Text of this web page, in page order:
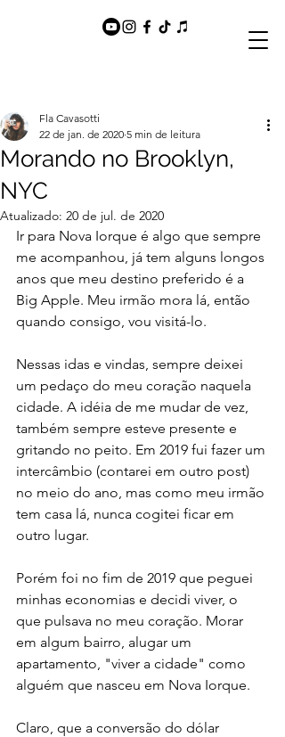
Morando no Brooklyn,
NYC
Fla Cavasotti
22 de jan. de 2020 5 min de leitura
Atualizado: 20 de jul. de 2020
Ir para Nova Iorque é algo que sempre
me acompanhou, já tem alguns longos
anos que meu destino preferido é a
Big Apple. Meu irmão mora lá, então
quando consigo, vou visitá-lo.
Nessas idas e vindas, sempre deixei
um pedaço do meu coração naquela
cidade. A idéia de me mudar de vez,
também sempre esteve presente e
gritando no peito. Em 2019 fui fazer um
intercâmbio (contarei em outro post)
no meio do ano, mas como meu irmão
tem casa lá, nunca cogitei ficar em
outro lugar.
Porém foi no fim de 2019 que peguei
minhas economias e decidi viver, o
que pulsava no meu coração. Morar
em algum bairro, alugar um
apartamento, "viver a cidade" como
alguém que nasceu em Nova Iorque.
Claro, que a conversão do dólar